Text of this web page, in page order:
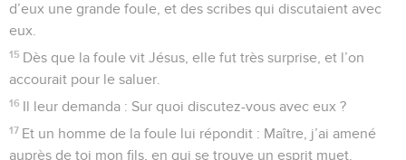
d’eux une grande foule, et des scribes qui discutaient avec
eux.
15 Dès que la foule vit Jésus, elle fut très surprise, et l’on
accourait pour le saluer.
16 Il leur demanda : Sur quoi discutez-vous avec eux ?
17 Et un homme de la foule lui répondit : Maître, j’ai amené
auprès de toi mon fils, en qui se trouve un esprit muet.